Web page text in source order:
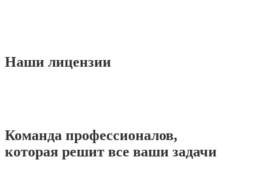
Наши лицензии
Команда профессионалов,
которая решит все ваши задачи